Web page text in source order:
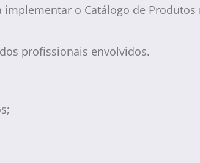
o Catálogo de Produtos
profissionais envolvidos.